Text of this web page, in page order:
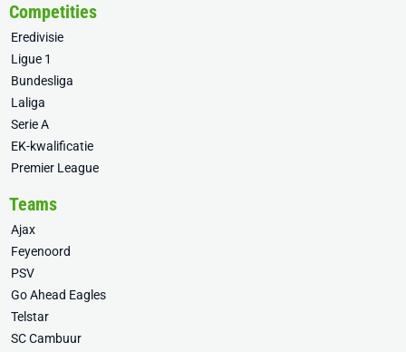
Competities
Eredivisie
Ligue 1
Bundesliga
Laliga
Serie A
EK-kwalificatie
Premier League
Teams
Ajax
Feyenoord
PSV
Go Ahead Eagles
Telstar
SC Cambuur